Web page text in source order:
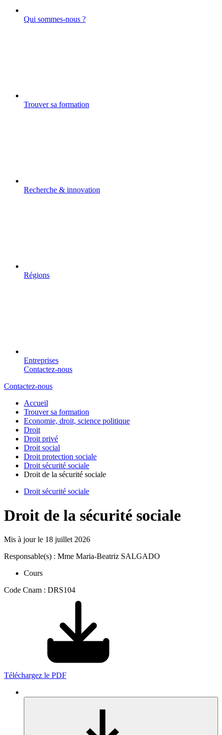
Qui sommes-nous ?
Trouver sa formation
Recherche & innovation
Régions
Entreprises
Contactez-nous
Contactez-nous
Accueil
Trouver sa formation
Economie, droit, science politique
Droit
Droit privé
Droit social
Droit protection sociale
Droit sécurité sociale
Droit de la sécurité sociale
Droit sécurité sociale
Droit de la sécurité sociale
Mis à jour le 18 juillet 2026
Responsable(s) : Mme Maria-Beatriz SALGADO
Cours
Code Cnam : DRS104
Téléchargez le PDF